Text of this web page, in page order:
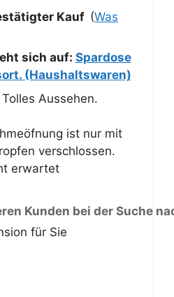
Kauf (Was
sich auf: Spardose
(Haushaltswaren)
Aussehen.
ist nur mit
verschlossen.
erwartet
Kunden bei der Suche
für Sie